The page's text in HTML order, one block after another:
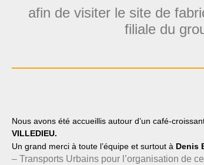
afin de visiter le site de
filiale du
Nous avons été accueillis autour d’un café-
VILLEDIEU.
Un grand merci à toute l’équipe et surtout à Denis
– Transports Urbains pour l’organisation de